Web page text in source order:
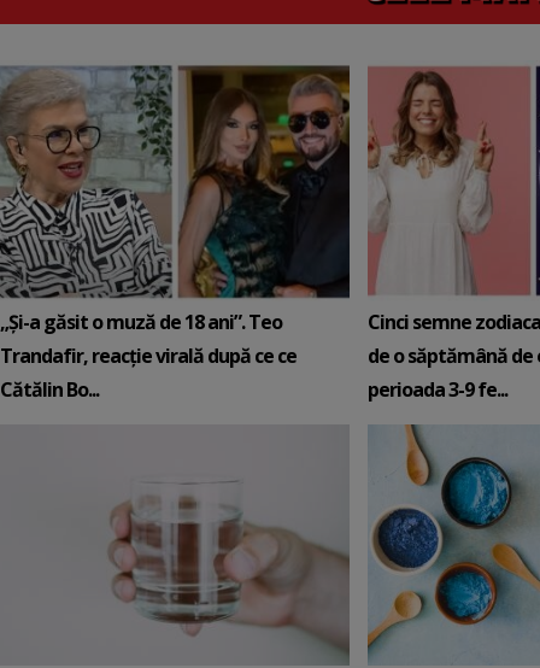
„Și-a găsit o muză de 18 ani”. Teo
Trandafir, reacție virală după ce ce
Cătălin Bo...
Cinci semne
de o săptămână de
perioada 3-9 fe...